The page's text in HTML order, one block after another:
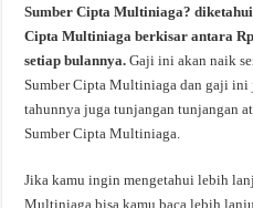
Sumber Cipta Multiniaga?
Cipta Multiniaga berkisar antara
setiap bulannya.Gaji ini akan naik
Sumber Cipta Multiniaga dan gaji ini
tahunnya juga tunjangan tunjangan
Sumber Cipta Multiniaga.
Jika kamu ingin mengetahui lebih
Multiniaga bisa kamu baca lebih